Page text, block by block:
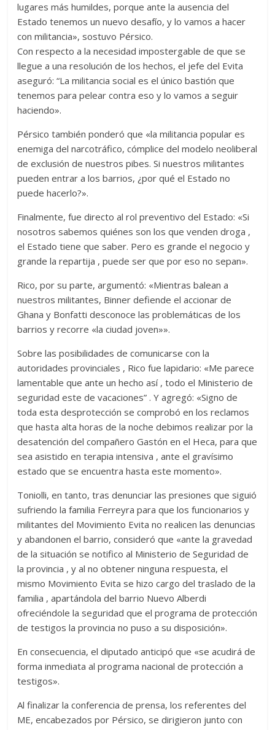
lugares más humildes, porque ante la ausencia del
Estado tenemos un nuevo desafío, y lo vamos a hacer
con militancia», sostuvo Pérsico.
Con respecto a la necesidad impostergable de que se
llegue a una resolución de los hechos, el jefe del Evita
aseguró: “La militancia social es el único bastión que
tenemos para pelear contra eso y lo vamos a seguir
haciendo».
Pérsico también ponderó que «la militancia popular es
enemiga del narcotráfico, cómplice del modelo neoliberal
de exclusión de nuestros pibes. Si nuestros militantes
pueden entrar a los barrios, ¿por qué el Estado no
puede hacerlo?».
Finalmente, fue directo al rol preventivo del Estado: «Si
nosotros sabemos quiénes son los que venden droga ,
el Estado tiene que saber. Pero es grande el negocio y
grande la repartija , puede ser que por eso no sepan».
Rico, por su parte, argumentó: «Mientras balean a
nuestros militantes, Binner defiende el accionar de
Ghana y Bonfatti desconoce las problemáticas de los
barrios y recorre «la ciudad joven»».
Sobre las posibilidades de comunicarse con la
autoridades provinciales , Rico fue lapidario: «Me parece
lamentable que ante un hecho así , todo el Ministerio de
seguridad este de vacaciones” . Y agregó: «Signo de
toda esta desprotección se comprobó en los reclamos
que hasta alta horas de la noche debimos realizar por la
desatención del compañero Gastón en el Heca, para que
sea asistido en terapia intensiva , ante el gravísimo
estado que se encuentra hasta este momento».
Toniolli, en tanto, tras denunciar las presiones que siguió
sufriendo la familia Ferreyra para que los funcionarios y
militantes del Movimiento Evita no realicen las denuncias
y abandonen el barrio, consideró que «ante la gravedad
de la situación se notifico al Ministerio de Seguridad de
la provincia , y al no obtener ninguna respuesta, el
mismo Movimiento Evita se hizo cargo del traslado de la
familia , apartándola del barrio Nuevo Alberdi
ofreciéndole la seguridad que el programa de protección
de testigos la provincia no puso a su disposición».
En consecuencia, el diputado anticipó que «se acudirá de
forma inmediata al programa nacional de protección a
testigos».
Al finalizar la conferencia de prensa, los referentes del
ME, encabezados por Pérsico, se dirigieron junto con